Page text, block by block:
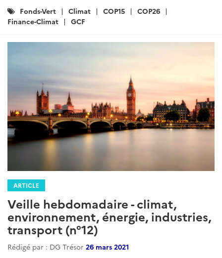
Catégories
:
Fonds-Vert Climat COP15
COP26
Finance-Climat
GCF
ARTICLE
Veille hebdomadaire - climat,
environnement, énergie, industries,
transport (n°12)
Rédigé par : DG Trésor 26 mars 2021